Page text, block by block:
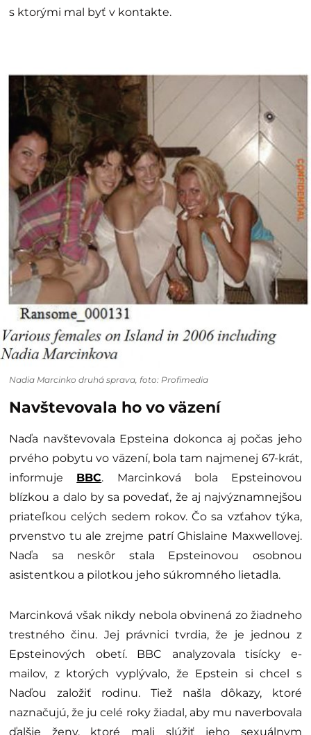
s ktorými mal byť v kontakte.
Nadia Marcinko druhá sprava, foto: Profimedia
Navštevovala ho vo väzení
Naďa navštevovala Epsteina dokonca aj počas jeho
prvého pobytu vo väzení, bola tam najmenej 67-krát,
informuje BBC. Marcinková bola Epsteinovou
blízkou a dalo by sa povedať, že aj najvýznamnejšou
priateľkou celých sedem rokov. Čo sa vzťahov týka,
prvenstvo tu ale zrejme patrí Ghislaine Maxwellovej.
Naďa sa neskôr stala Epsteinovou osobnou
asistentkou a pilotkou jeho súkromného lietadla.
Marcinková však nikdy nebola obvinená zo žiadneho
trestného činu. Jej právnici tvrdia, že je jednou z
Epsteinových obetí. BBC analyzovala tisícky e-
mailov, z ktorých vyplývalo, že Epstein si chcel s
Naďou založiť rodinu. Tiež našla dôkazy, ktoré
naznačujú, že ju celé roky žiadal, aby mu naverbovala
ďalšie ženy, ktoré mali slúžiť jeho sexuálnym